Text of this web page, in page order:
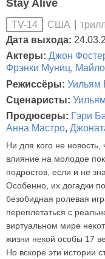
Stay Alive
TV-14 США
Дата выхода:
Актеры: Джон
Фрэнки Муниц,
Режиссёры: Уильям
Сценаристы:
Продюсеры: Гэри
Анна Мастро,
Ни для кого не
влияние на молодое
подростов, если и не
Особенно, их догадки
безобидная ролевая
переплетаться с
виртуальном мире
жизни некой особы 17
Но вскоре эти истории